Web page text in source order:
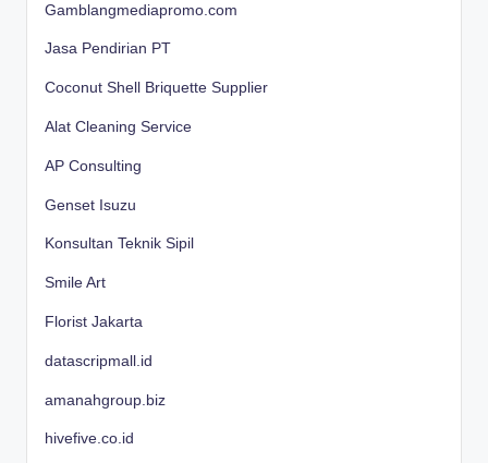
Gamblangmediapromo.com
Jasa Pendirian PT
Coconut Shell Briquette Supplier
Alat Cleaning Service
AP Consulting
Genset Isuzu
Konsultan Teknik Sipil
Smile Art
Florist Jakarta
datascripmall.id
amanahgroup.biz
hivefive.co.id